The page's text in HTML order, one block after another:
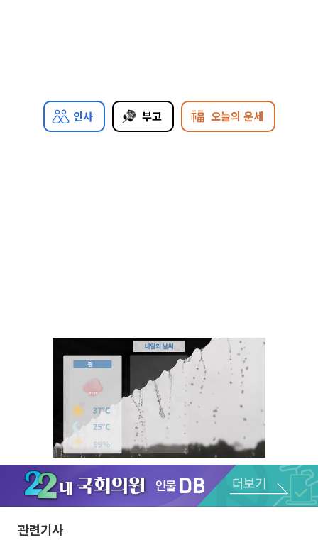
인사 부고 오늘의 운세
Unmute
관련기사